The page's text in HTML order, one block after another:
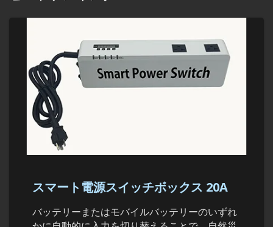
スマート電源スイッチボックス 20A
バッテリーまたはモバイルバッテリーのいずれ